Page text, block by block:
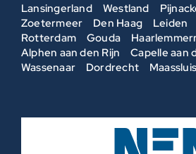
Lansingerland Westland
Zoetermeer
Den Haag Leiden
Rotterdam
Gouda
Alphen aan den Rijn
Capelle aan
Wassenaar
Dordrecht Maassluis